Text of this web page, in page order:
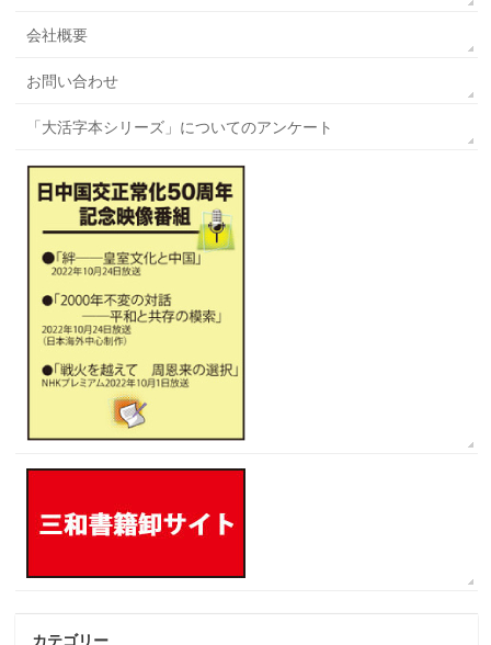
会社概要
お問い合わせ
「大活字本シリーズ」についてのアンケート
カテゴリー